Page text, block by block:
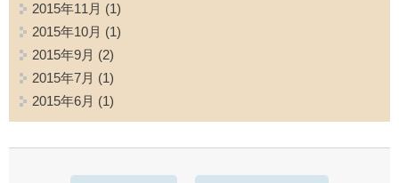
2015年11月 (1)
2015年10月 (1)
2015年9月 (2)
2015年7月 (1)
2015年6月 (1)